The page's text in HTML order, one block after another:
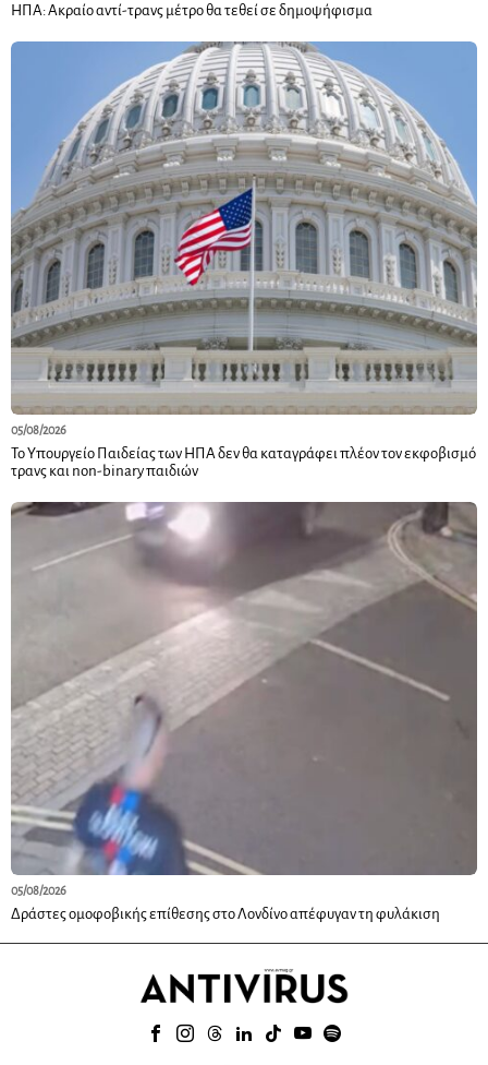
ΗΠΑ: Ακραίο αντί-τρανς μέτρο θα τεθεί σε δημοψήφισμα
05/08/2026
Το Υπουργείο Παιδείας των ΗΠΑ δεν θα καταγράφει πλέον τον εκφοβισμό
τρανς και non-binary παιδιών
05/08/2026
Δράστες ομοφοβικής επίθεσης στο Λονδίνο απέφυγαν τη φυλάκιση